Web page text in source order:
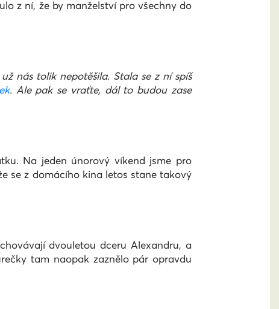
z ní, že by manželství pro všechny do
nás tolik nepotěšila. Stala se z ní spíš
. Ale pak se vraťte, dál to budou zase
Na jeden únorový víkend jsme pro
se z domácího kina letos stane takový
dvouletou dceru Alexandru, a
tam naopak zaznělo pár opravdu